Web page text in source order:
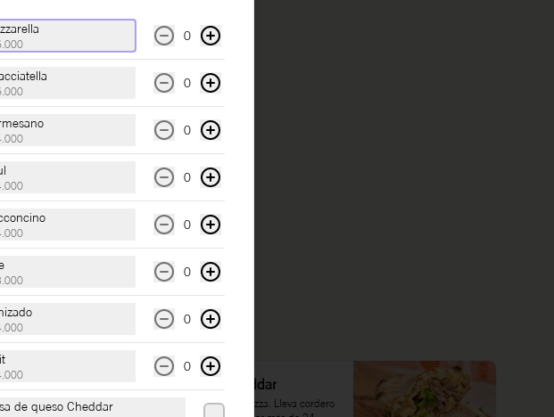
Cordero & Cheddar
Sanduche en pan pizza. Lleva cordero
0
0
0
0
0
0
0
0
de queso Cheddar